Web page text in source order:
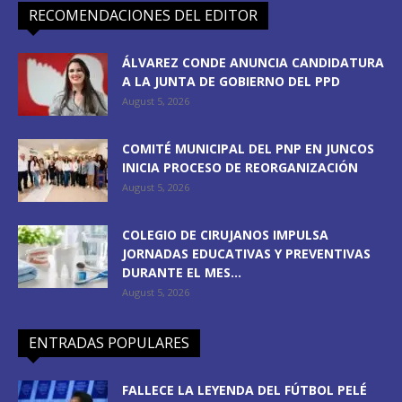
RECOMENDACIONES DEL EDITOR
ÁLVAREZ CONDE ANUNCIA CANDIDATURA
A LA JUNTA DE GOBIERNO DEL PPD
August 5, 2026
COMITÉ MUNICIPAL DEL PNP EN JUNCOS
INICIA PROCESO DE REORGANIZACIÓN
August 5, 2026
COLEGIO DE CIRUJANOS IMPULSA
JORNADAS EDUCATIVAS Y PREVENTIVAS
DURANTE EL MES...
August 5, 2026
ENTRADAS POPULARES
FALLECE LA LEYENDA DEL FÚTBOL PELÉ